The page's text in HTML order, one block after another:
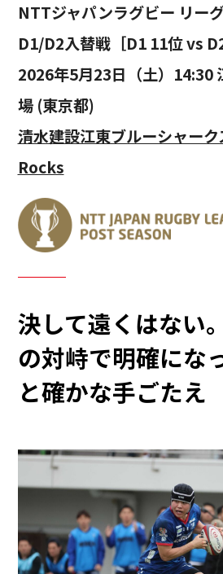
NTTジャパンラグビー リー
D1/D2入替戦［D1 11位 vs
2026年5月23日（土）14:30
場 (東京都)
清水建設江東ブルーシャー
Rocks
決して遠くはない
の対峙で明確にな
と確かな手ごたえ